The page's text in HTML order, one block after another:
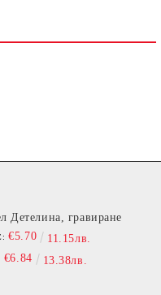
Детелина, гравиране
€5.70 11.15лв.
€6.84 13.38лв.